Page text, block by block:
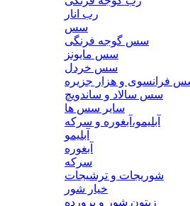
رب انار
سس
سس گوجه فرنگی
سس مایونز
سس خردل
فرانسوی و هزار جزیره
سس سالاد و ساندویچ
سایر سس ها
آبلیمو،آبغوره و سرکه
آبلیمو
آبغوره
سرکه
شوریجات و ترشیجات
خیار شور
زیتون شور و پرورده